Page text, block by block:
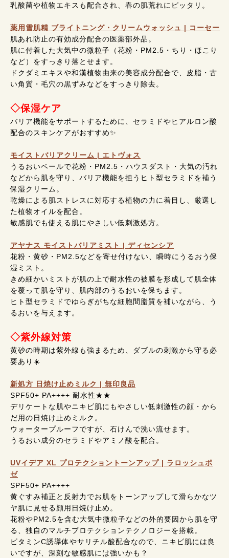
乳酸菌や植物エキスも配合され、春の肌荒れにピッタリ。
薬用雪肌精 ブライトニング・クリームウォッシュ | コーセー
肌あれ防止の有効成分配合の医薬部外品。
肌に付着した大気中の微粒子（花粉・PM2.5・ちり・ほこり
など）をすっきり落とせます。
ドクダミエキスや和漢植物由来の美容成分配合で、皮脂・古
い角質・毛穴の黒ずみなどをすっきり除去。
◇保湿ケア
バリア機能をサポートするために、セラミドやヒアルロン酸
配合のスキンケアがおすすめ✨️
モイストバリアクリーム | エトヴォス
うるおいベールで花粉・PM2.5・ハウスダスト・大気の汚れ
などから肌を守り、バリア機能を担うヒト型セラミドを補う
保湿クリーム。
乾燥による肌ストレスに対応する植物の力に着目し、厳選し
た植物オイルを配合。
敏感肌でも使える肌にやさしい低刺激処方。
アヤナス モイストバリアミスト | ディセンシア
花粉・黄砂・PM2.5などを寄せ付けない、瞬時にうるおう保
湿ミスト。
きめ細かいミストが肌の上で耐水性の被膜を形成して肌全体
を覆って肌を守り、肌内部のうるおいを保ちます。
ヒト型セラミドでゆらぎがちな細胞間脂質を補いながら、う
るおいを与えます。
◇紫外線対策
黄砂の時期は紫外線も強まるため、ダブルの刺激から守る必
要あり☀️
新処方 日焼け止めミルク | 無印良品
SPF50+ PA++++ 耐水性★★
デリケートな肌やニキビ肌にもやさしい低刺激性の顔・から
だ用の日焼け止めミルク。
ウォータープルーフですが、石けんで洗い流せます。
うるおい成分のセラミドやアミノ酸を配合。
UVイデア XL プロテクショントーンアップ | ラロッシュポ
ゼ
SPF50+ PA++++
黄ぐすみ補正と反射力でお肌をトーンアップして滑らかなツ
ヤ肌に見せる顔用日焼け止め。
花粉やPM2.5を含む大気中微粒子などの外的要因から肌を守
る、独自のマルチプロテクションテクノロジーを搭載。
ビタミンC誘導体やサリチル酸配合なので、ニキビ肌には良
いですが、深刻な敏感肌には強いかも？